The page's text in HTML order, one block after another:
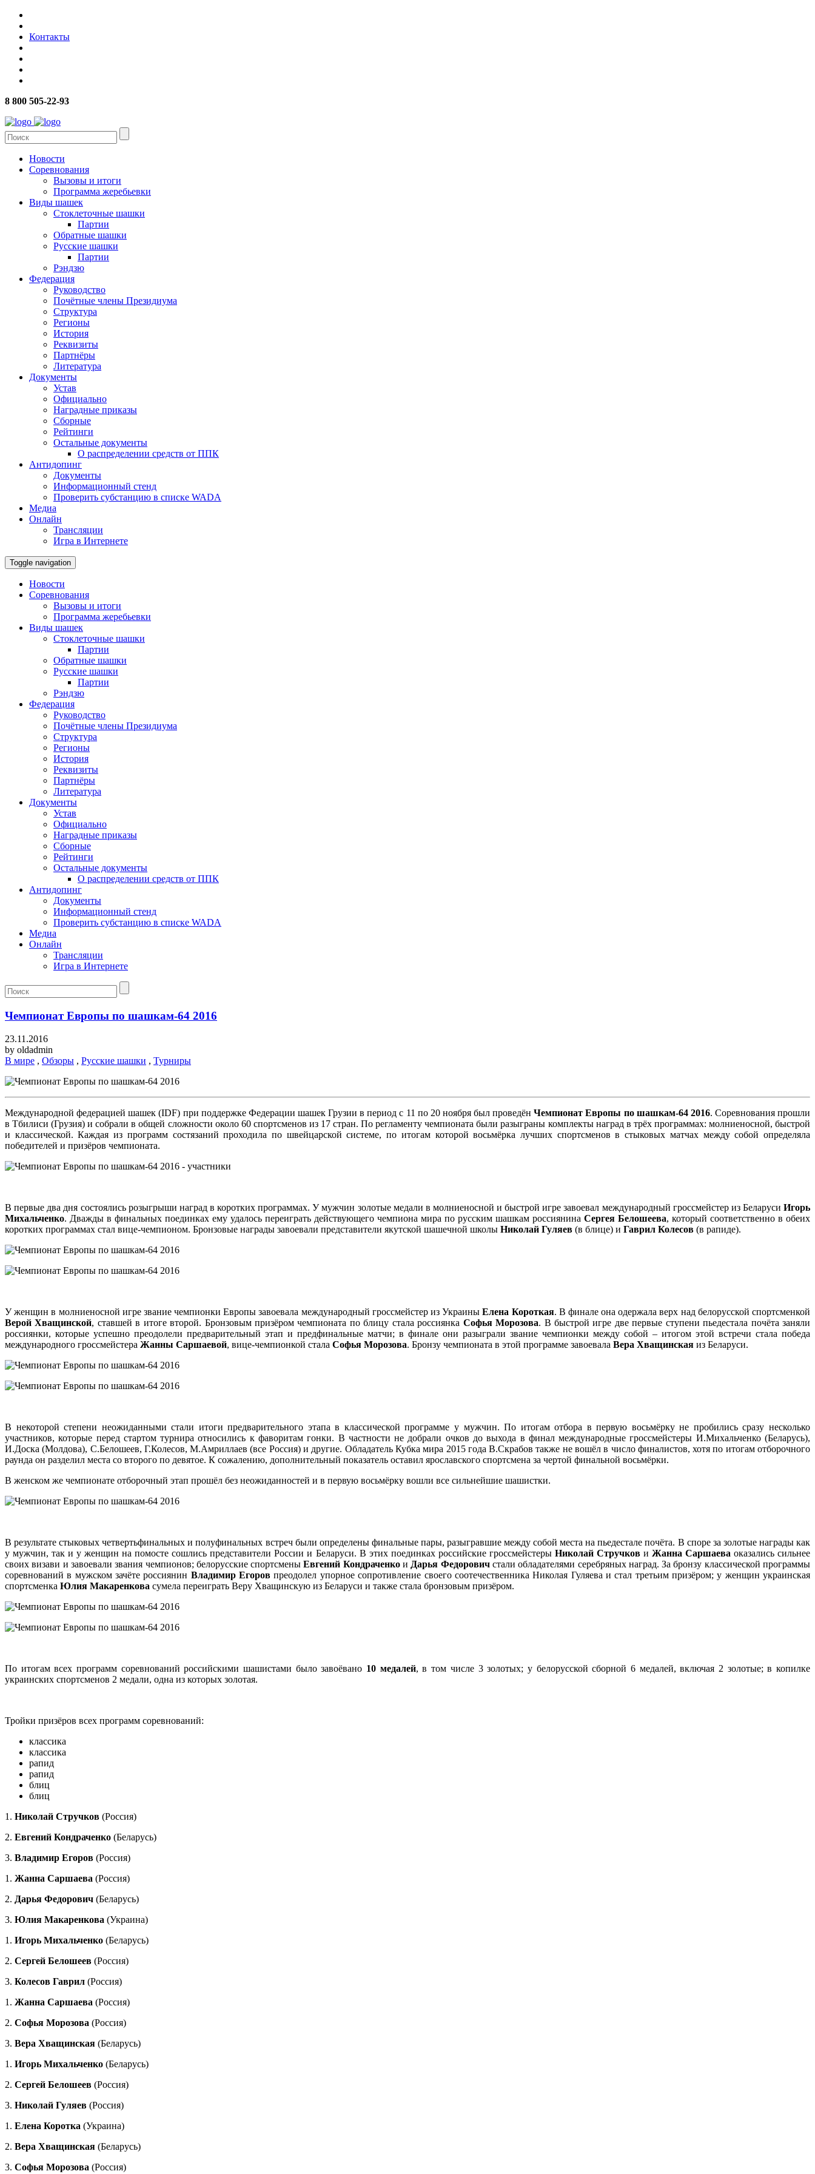
Контакты
8 800 505-22-93
Новости
Соревнования
Вызовы и итоги
Программа жеребьевки
Виды шашек
Стоклеточные шашки
Партии
Обратные шашки
Русские шашки
Партии
Рэндзю
Федерация
Руководство
Почётные члены Президиума
Структура
Регионы
История
Реквизиты
Партнёры
Литература
Документы
Устав
Официально
Наградные приказы
Сборные
Рейтинги
Остальные документы
О распределении средств от ППК
Антидопинг
Документы
Информационный стенд
Проверить субстанцию в списке WADA
Медиа
Онлайн
Трансляции
Игра в Интернете
Toggle navigation
Новости
Соревнования
Вызовы и итоги
Программа жеребьевки
Виды шашек
Стоклеточные шашки
Партии
Обратные шашки
Русские шашки
Партии
Рэндзю
Федерация
Руководство
Почётные члены Президиума
Структура
Регионы
История
Реквизиты
Партнёры
Литература
Документы
Устав
Официально
Наградные приказы
Сборные
Рейтинги
Остальные документы
О распределении средств от ППК
Антидопинг
Документы
Информационный стенд
Проверить субстанцию в списке WADA
Медиа
Онлайн
Трансляции
Игра в Интернете
Чемпионат Европы по шашкам-64 2016
23.11.2016
by oldadmin
В мире , Обзоры , Русские шашки , Турниры
Международной федерацией шашек (IDF) при поддержке Федерации шашек Грузии в период с 11 по 20 ноября был проведёнЧемпионат Европы по шашкам-64 2016. Соревнования прошли
в Тбилиси (Грузия) и собрали в общей сложности около 60 спортсменов из 17 стран. По регламенту чемпионата были разыграны комплекты наград в трёх программах: молниеносной, быстрой
и классической. Каждая из программ состязаний проходила по швейцарской системе, по итогам которой восьмёрка лучших спортсменов в стыковых матчах между собой определяла
победителей и призёров чемпионата.
В первые два дня состоялись розыгрыши наград в коротких программах. У мужчин золотые медали в молниеносной и быстрой игре завоевал международный гроссмейстер из Беларуси Игорь
Михальченко. Дважды в финальных поединках ему удалось переиграть действующего чемпиона мира по русским шашкам россиянина Сергея Белошеева, который соответственно в обеих
коротких программах стал вице-чемпионом. Бронзовые награды завоевали представители якутской шашечной школы Николай Гуляев (в блице) и Гаврил Колесов (в рапиде).
У женщин в молниеносной игре звание чемпионки Европы завоевала международный гроссмейстер из УкраиныЕлена Короткая. В финале она одержала верх над белорусской спортсменкой
Верой Хващинской, ставшей в итоге второй. Бронзовым призёром чемпионата по блицу стала россиянка Софья Морозова. В быстрой игре две первые ступени пьедестала почёта заняли
россиянки, которые успешно преодолели предварительный этап и предфинальные матчи; в финале они разыграли звание чемпионки между собой – итогом этой встречи стала победа
международного гроссмейстера Жанны Саршаевой, вице-чемпионкой стала Софья Морозова. Бронзу чемпионата в этой программе завоевала Вера Хващинская из Беларуси.
В некоторой степени неожиданными стали итоги предварительного этапа в классической программе у мужчин. По итогам отбора в первую восьмёрку не пробились сразу несколько
участников, которые перед стартом турнира относились к фаворитам гонки. В частности не добрали очков до выхода в финал международные гроссмейстеры И.Михальченко (Беларусь),
И.Доска (Молдова), С.Белошеев, Г.Колесов, М.Амриллаев (все Россия) и другие. Обладатель Кубка мира 2015 года В.Скрабов также не вошёл в число финалистов, хотя по итогам отборочного
раунда он разделил места со второго по девятое. К сожалению, дополнительный показатель оставил ярославского спортсмена за чертой финальной восьмёрки.
В женском же чемпионате отборочный этап прошёл без неожиданностей и в первую восьмёрку вошли все сильнейшие шашистки.
В результате стыковых четвертьфинальных и полуфинальных встреч были определены финальные пары, разыгравшие между собой места на пьедестале почёта. В споре за золотые награды как
у мужчин, так и у женщин на помосте сошлись представители России и Беларуси. В этих поединках российские гроссмейстеры Николай Стручкови Жанна Саршаеваоказались сильнее
своих визави и завоевали звания чемпионов; белорусские спортсменыЕвгений КондраченкоиДарья Федоровичстали обладателями серебряных наград. За бронзу классической программы
соревнований в мужском зачёте россиянин Владимир Егоров преодолел упорное сопротивление своего соотечественника Николая Гуляева и стал третьим призёром; у женщин украинская
спортсменка Юлия Макаренкова сумела переиграть Веру Хващинскую из Беларуси и также стала бронзовым призёром.
По итогам всех программ соревнований российскими шашистами было завоёвано 10 медалей, в том числе 3 золотых; у белорусской сборной 6 медалей, включая 2 золотые; в копилке
украинских спортсменов 2 медали, одна из которых золотая.
Тройки призёров всех программ соревнований:
классика
классика
рапид
рапид
блиц
блиц
1. Николай Стручков (Россия)
2. Евгений Кондраченко (Беларусь)
3. Владимир Егоров (Россия)
1. Жанна Саршаева (Россия)
2. Дарья Федорович (Беларусь)
3. Юлия Макаренкова (Украина)
1. Игорь Михальченко (Беларусь)
2. Сергей Белошеев (Россия)
3. Колесов Гаврил (Россия)
1. Жанна Саршаева (Россия)
2. Софья Морозова (Россия)
3. Вера Хващинская (Беларусь)
1. Игорь Михальченко (Беларусь)
2. Сергей Белошеев (Россия)
3. Николай Гуляев (Россия)
1. Елена Коротка (Украина)
2. Вера Хващинская (Беларусь)
3. Софья Морозова (Россия)